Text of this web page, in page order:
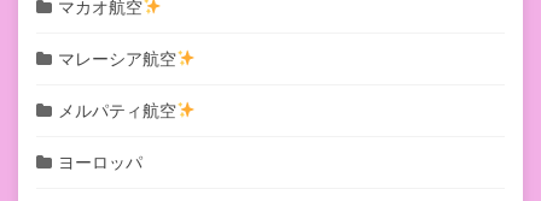
マカオ航空
マレーシア航空
メルパティ航空
ヨーロッパ